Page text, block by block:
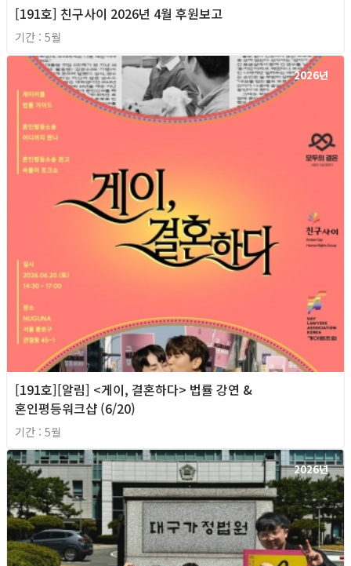
[191호] 친구사이 2026년 4월 후원보고
기간 : 5월
2026년
[191호][알림] <게이, 결혼하다> 법률 강연 &
혼인평등워크샵 (6/20)
기간 : 5월
2026년